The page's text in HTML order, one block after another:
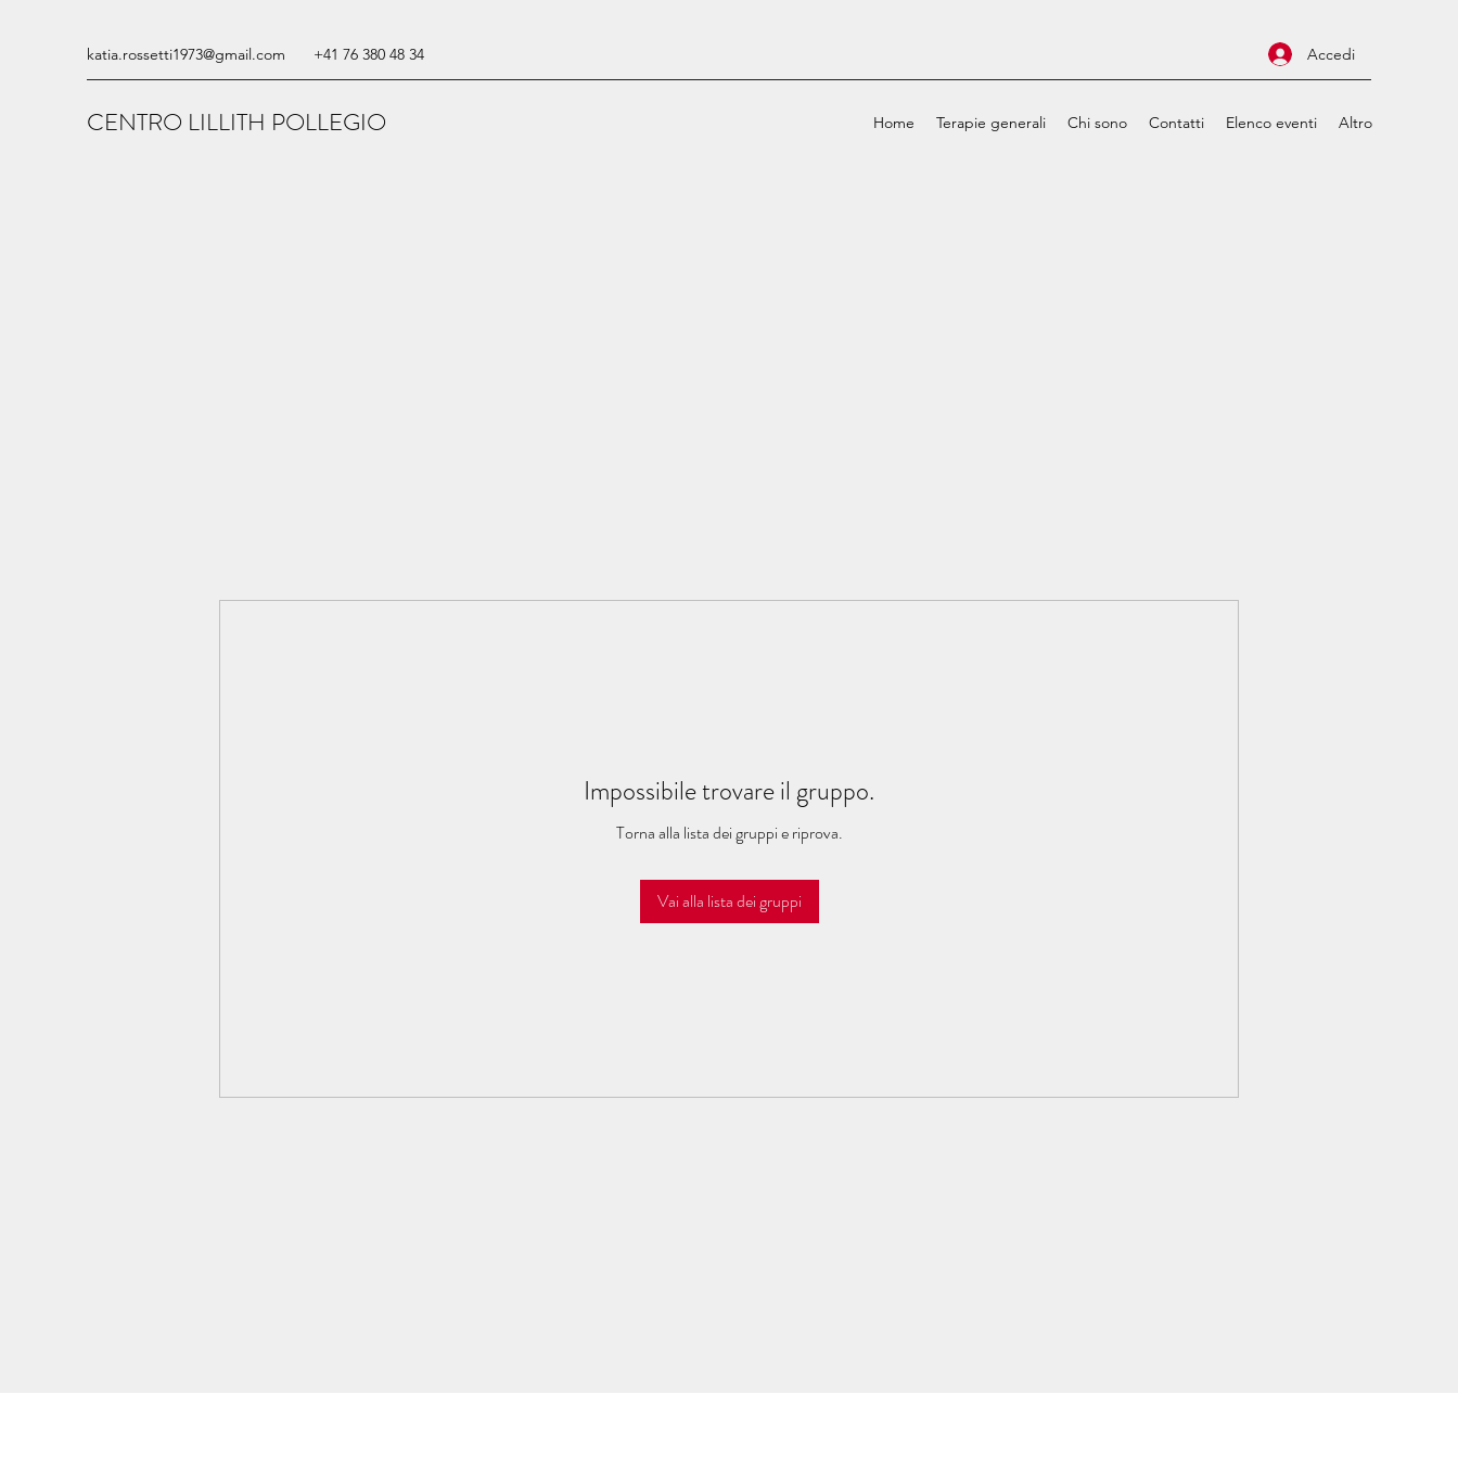
katia.rossetti1973@gmail.com +41 76 380 48 34 Accedi
CENTRO LILLITH POLLEGIO Home Terapie generali Chi sono Contatti Elenco eventi Altro
Impossibile trovare il gruppo.
Torna alla lista dei gruppi e riprova.
Vai alla lista dei gruppi